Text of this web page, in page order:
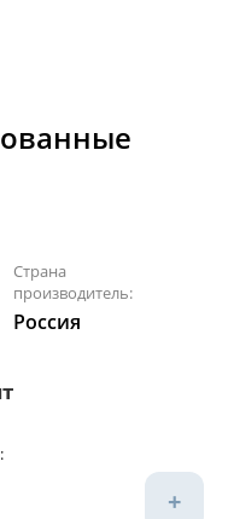
Страна
производитель:
Россия
+